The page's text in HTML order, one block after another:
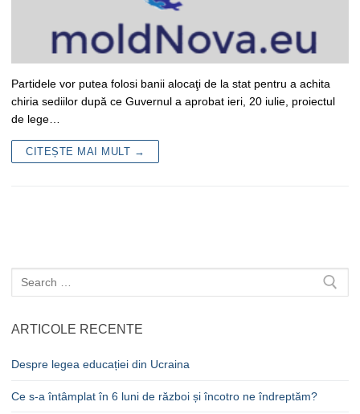
Partidele vor putea folosi banii alocaţi de la stat pentru a achita
chiria sediilor după ce Guvernul a aprobat ieri, 20 iulie, proiectul
de lege…
CITEȘTE MAI MULT →
Caută
după:
ARTICOLE RECENTE
Despre legea educației din Ucraina
Ce s-a întâmplat în 6 luni de război și încotro ne îndreptăm?